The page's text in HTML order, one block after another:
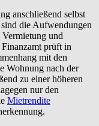
anschließend selbst
die Aufwendungen
und
prüft in
mit den
Wohnung nach der
zu einer höheren
nur den
Mietrendite